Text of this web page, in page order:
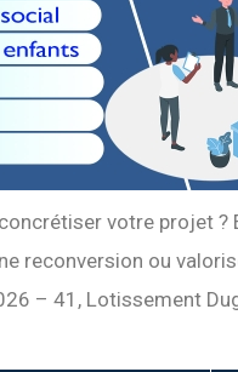
votre projet ?
reconversion ou
– 41, Lotissement